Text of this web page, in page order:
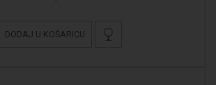
DODAJ U KOŠARICU